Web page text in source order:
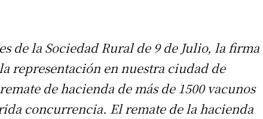
de la Sociedad Rural de 9 de Julio, la firma
representación en nuestra ciudad de
de hacienda de más de 1500 vacunos
concurrencia. El remate de la hacienda